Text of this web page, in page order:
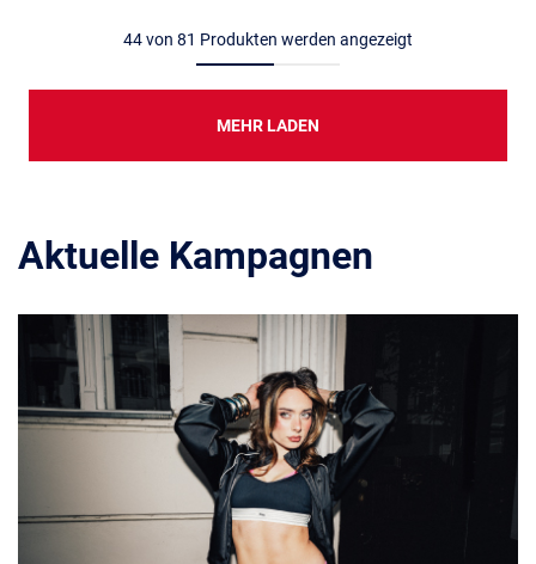
44von 81 Produkten werden angezeigt
MEHR LADEN
Aktuelle Kampagnen